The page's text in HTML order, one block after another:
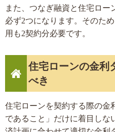
また、つなぎ融資と住宅ロー
必ず2つになります。そのた
用も2契約分必要です。
住宅ローンの金利
べき
住宅ローンを契約する際の金
であること」だけに着目しな